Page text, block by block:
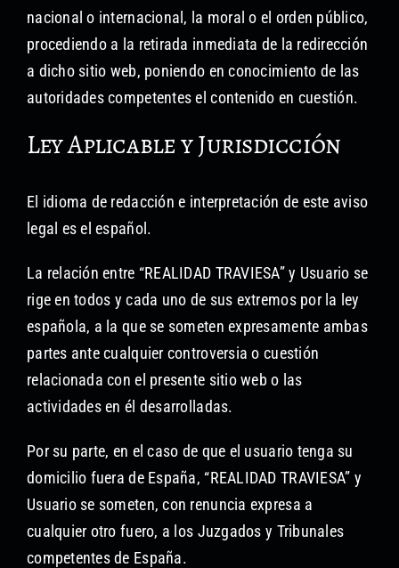
nacional o internacional, la moral o el orden público,
procediendo a la retirada inmediata de la redirección
a dicho sitio web, poniendo en conocimiento de las
autoridades competentes el contenido en cuestión.
Ley Aplicable y Jurisdicción
El idioma de redacción e interpretación de este aviso
legal es el español.
La relación entre “REALIDAD TRAVIESA” y Usuario se
rige en todos y cada uno de sus extremos por la ley
española, a la que se someten expresamente ambas
partes ante cualquier controversia o cuestión
relacionada con el presente sitio web o las
actividades en él desarrolladas.
Por su parte, en el caso de que el usuario tenga su
domicilio fuera de España, “REALIDAD TRAVIESA” y
Usuario se someten, con renuncia expresa a
cualquier otro fuero, a los Juzgados y Tribunales
competentes de España.